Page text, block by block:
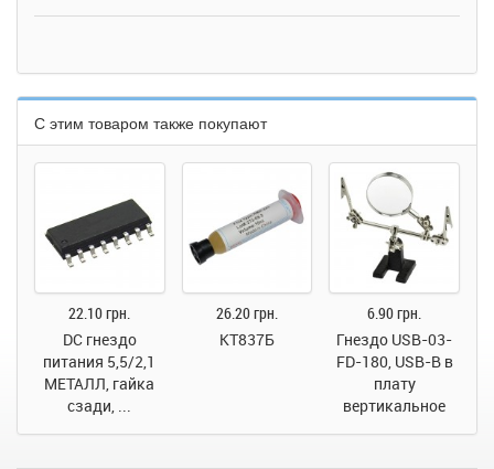
С этим товаром также покупают
22.10 грн.
DC гнездо
питания 5,5/2,1
МЕТАЛЛ, гайка
сзади, ...
26.20 грн.
КТ837Б
6.90 грн.
Гнездо USB-03-
FD-180, USB-B в
плату
вертикальное